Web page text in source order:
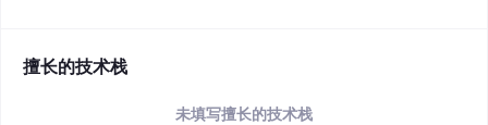
擅长的技术栈
未填写擅长的技术栈